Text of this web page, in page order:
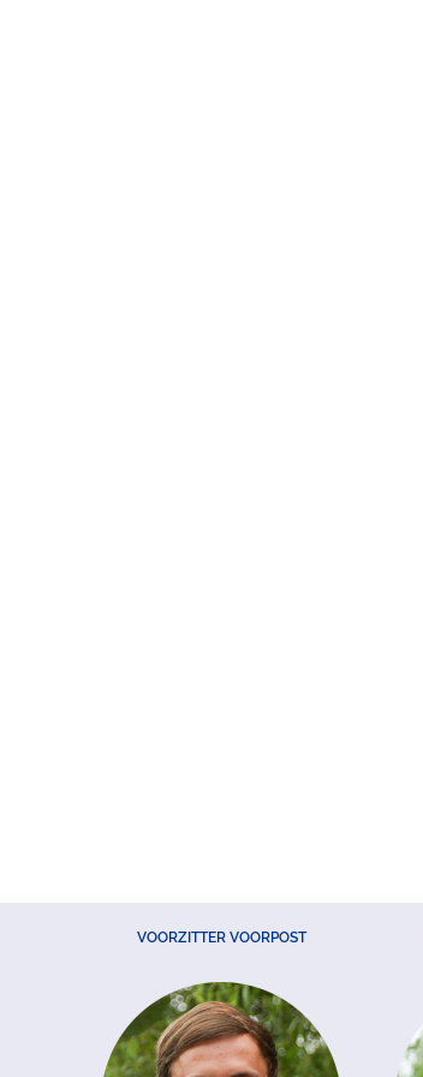
VOORZITTER VOORPOST